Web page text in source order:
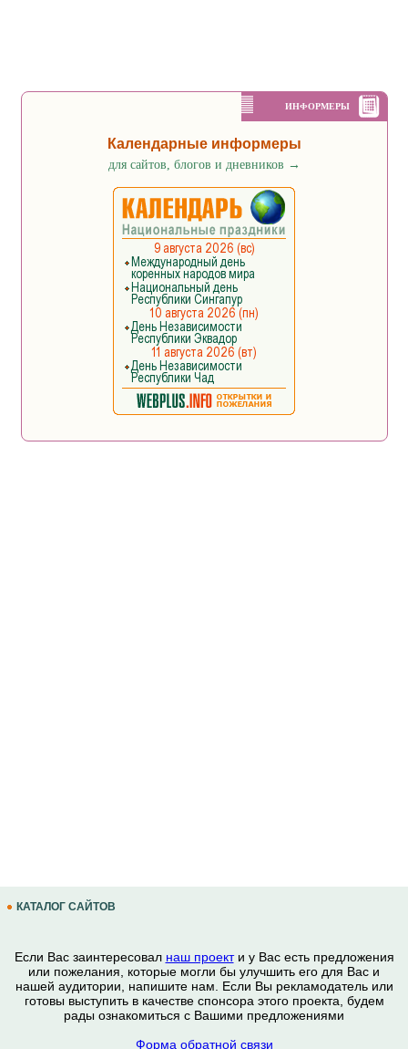
ИНФОРМЕРЫ
Календарные информеры
для сайтов, блогов и дневников →
КАТАЛОГ САЙТОВ
Если Вас заинтересовал наш проекти у Вас есть предложения
или пожелания, которые могли бы улучшить его для Вас и
нашей аудитории, напишите нам. Если Вы рекламодатель или
готовы выступить в качестве спонсора этого проекта, будем
рады ознакомиться с Вашими предложениями
Форма обратной связи